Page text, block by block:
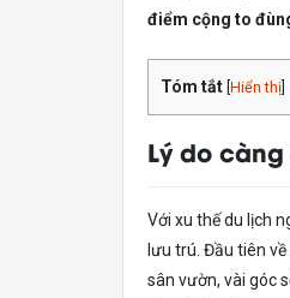
điểm cộng to
Tóm tắt Hiển thị
Lý do
Với xu thế du lịch
lưu trú. Đầu tiên
sân vườn, vài góc